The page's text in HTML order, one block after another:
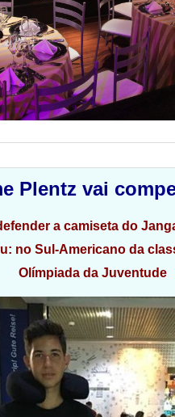
Plentz vai
a camiseta do
no Sul-Americano da
Olímpiada da Juventude